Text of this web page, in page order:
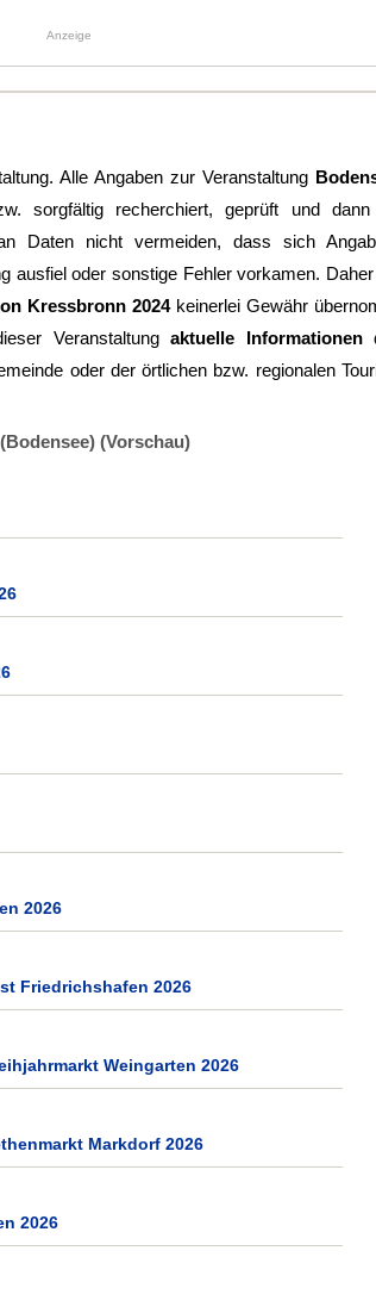
Anzeige
Alle Angaben zur Veranstaltung
sorgfältig recherchiert, geprüft und dann
Daten nicht vermeiden, dass sich
ausfiel oder sonstige Fehler vorkamen.
Kressbronn 2024keinerlei Gewähr
Veranstaltungaktuelle Informationen
oder der örtlichen bzw. regionalen
(Vorschau)
2026
Friedrichshafen 2026
Weingarten 2026
Markdorf 2026
2026